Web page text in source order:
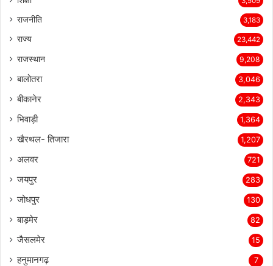
राजनीति 3,183
राज्य 23,442
राजस्थान 9,208
बालोतरा 3,046
बीकानेर 2,343
भिवाड़ी 1,364
खैरथल- तिजारा 1,207
अलवर 721
जयपुर 283
जोधपुर 130
बाड़मेर 82
जैसलमेर 15
हनुमानगढ़ 7